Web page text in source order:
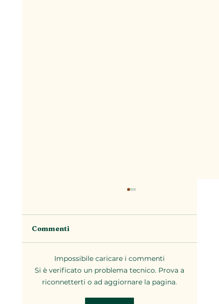
Commenti
Impossibile caricare i commenti
Si è verificato un problema tecnico. Prova a
riconnetterti o ad aggiornare la pagina.